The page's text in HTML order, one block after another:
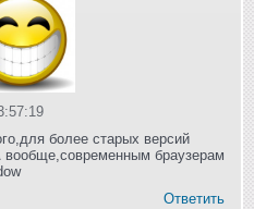
более старых версий
вообще,современным браузерам
Ответить